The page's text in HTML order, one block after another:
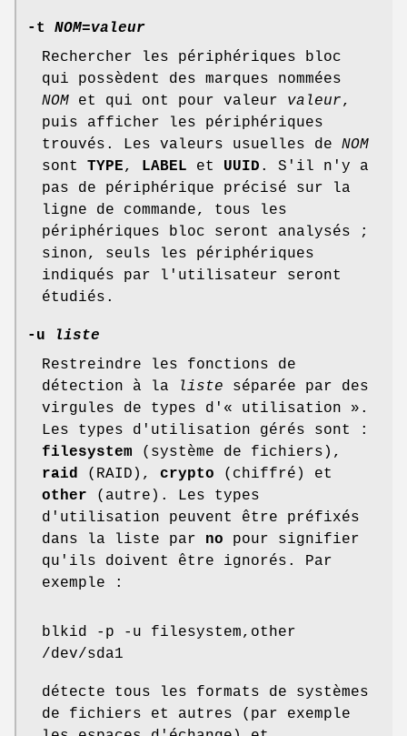
-t NOM=valeur
Rechercher les périphériques bloc
qui possèdent des marques nommées
NOM et qui ont pour valeur valeur,
puis afficher les périphériques
trouvés. Les valeurs usuelles de NOM
sont TYPE, LABEL et UUID . S'il n'y a
pas de périphérique précisé sur la
ligne de commande, tous les
périphériques bloc seront analysés ;
sinon, seuls les périphériques
indiqués par l'utilisateur seront
étudiés.
-u
liste
Restreindre les fonctions de
détection à la
liste séparée par des
virgules de types d'« utilisation ».
Les types d'utilisation gérés sont :
filesystem (système de fichiers),
raid (RAID), crypto (chiffré) et
other (autre). Les types
d'utilisation peuvent être préfixés
dans la liste par no pour signifier
qu'ils doivent être ignorés. Par
exemple :
blkid -p -u filesystem,other
/dev/sda1
détecte tous les formats de systèmes
de fichiers et autres (par exemple